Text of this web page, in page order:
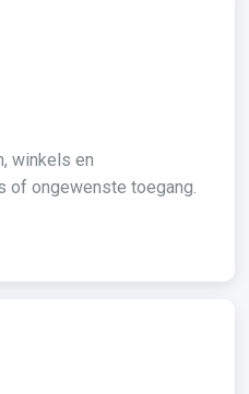
winkels en
of ongewenste toegang.